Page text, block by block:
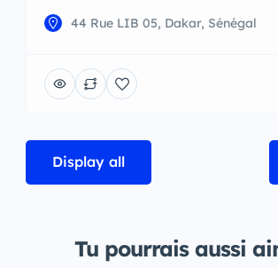
44 Rue LIB 05, Dakar, Sénégal
Display all
Tu pourrais aussi